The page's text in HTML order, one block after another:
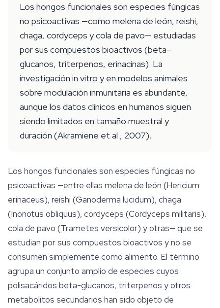
Los hongos funcionales son especies fúngicas
no psicoactivas —como melena de león, reishi,
chaga, cordyceps y cola de pavo— estudiadas
por sus compuestos bioactivos (beta-
glucanos, triterpenos, erinacinas). La
investigación in vitro y en modelos animales
sobre modulación inmunitaria es abundante,
aunque los datos clínicos en humanos siguen
siendo limitados en tamaño muestral y
duración (Akramiene et al., 2007).
Los hongos funcionales son especies fúngicas no
psicoactivas —entre ellas melena de león (Hericium
erinaceus), reishi (Ganoderma lucidum), chaga
(Inonotus obliquus), cordyceps (Cordyceps militaris),
cola de pavo (Trametes versicolor) y otras— que se
estudian por sus compuestos bioactivos y no se
consumen simplemente como alimento. El término
agrupa un conjunto amplio de especies cuyos
polisacáridos beta-glucanos, triterpenos y otros
metabolitos secundarios han sido objeto de